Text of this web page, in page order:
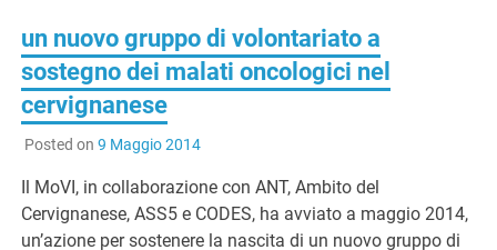
un nuovo gruppo di volontariato a
sostegno dei malati oncologici nel
cervignanese
Posted on 9 Maggio 2014
Il MoVI, in collaborazione con ANT, Ambito del
Cervignanese, ASS5 e CODES, ha avviato a maggio 2014,
un’azione per sostenere la nascita di un nuovo gruppo di